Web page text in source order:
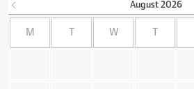
August 2026
M W